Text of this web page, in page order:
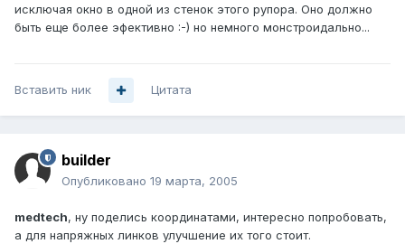
исключая окно в одной из стенок этого рупора. Оно должно
быть еще более эфективно :-) но немного монстроидально...
Вставить ник Цитата
builder
Опубликовано 19 марта, 2005
medtech, ну поделись координатами, интересно попробовать,
а для напряжных линков улучшение их того стоит.